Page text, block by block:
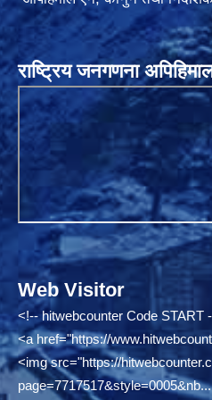
राष्ट्रिय जनगणना
Web Visitor
<!-- hitwebcounter Code START
<a href="https://
<img src="https://
page=7717517&style=0005&nb...